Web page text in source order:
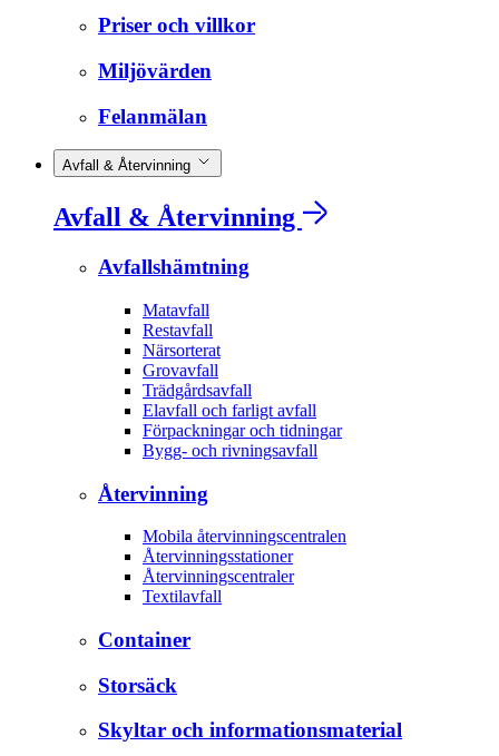
Priser och villkor
Miljövärden
Felanmälan
Avfall & Återvinning
Avfall & Återvinning
Avfallshämtning
Matavfall
Restavfall
Närsorterat
Grovavfall
Trädgårdsavfall
Elavfall och farligt avfall
Förpackningar och tidningar
Bygg- och rivningsavfall
Återvinning
Mobila återvinningscentralen
Återvinningsstationer
Återvinningscentraler
Textilavfall
Container
Storsäck
Skyltar och informationsmaterial